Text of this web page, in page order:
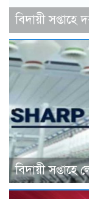
বিদায়ী সপ্তাহে
বিদায়ী সপ্তাহে